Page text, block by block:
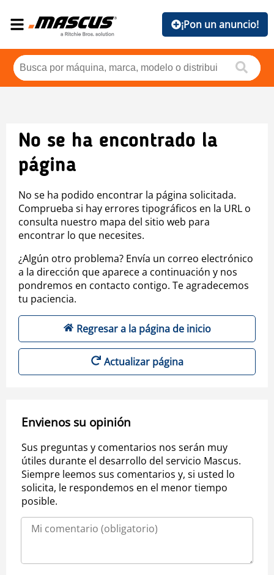
¡Pon un anuncio!
No se ha encontrado la
página
No se ha podido encontrar la página solicitada.
Comprueba si hay errores tipográficos en la URL o
consulta nuestro mapa del sitio web para
encontrar lo que necesites.
¿Algún otro problema? Envía un correo electrónico
a la dirección que aparece a continuación y nos
pondremos en contacto contigo. Te agradecemos
tu paciencia.
Regresar a la página de inicio
Actualizar página
Envienos su opinión
Sus preguntas y comentarios nos serán muy
útiles durante el desarrollo del servicio Mascus.
Siempre leemos sus comentarios y, si usted lo
solicita, le respondemos en el menor tiempo
posible.